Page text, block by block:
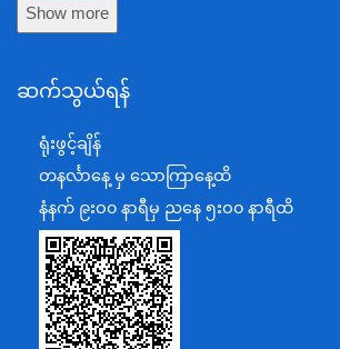
ကာကွယ်ရေးဝန်ကြီးဌာန
စီမံကိန်း၊ဘဏ္ဍာရေးနှင့်စက်မှုဝန်ကြီးဌာန
ရင်းနှီးမြှုပ်နှံမှုနှင့် နိုင်ငံခြားစီးပွားဆက်သွ
အပြည်ပြည်ဆိုင်ရာပူးပေါင်းဆောင်ရွက်ရေး
ပြန်ကြားရေးဝန်ကြီးဌာန
သာသနာရေးနှင့် ယဉ်ကျေးမှုဝန်ကြီးဌာန
စိုက်ပျိုးရေး၊မွေးမြူရေးနှင့်ဆည်မြောင်းဝန်
ပို့ဆောင်ရေးနှင့်ဆက်သွယ်ရေးဝန်ကြီးဌာန
Show more
ဆက်သွယ်ရန်
ရုံးဖွင့်ချိန်
တနင်္လာနေ့ မှ သောကြာနေ့ထိ
နံနက် ၉းဝ၀ နာရီမှ ညနေ ၅းဝ၀ နာရီထိ